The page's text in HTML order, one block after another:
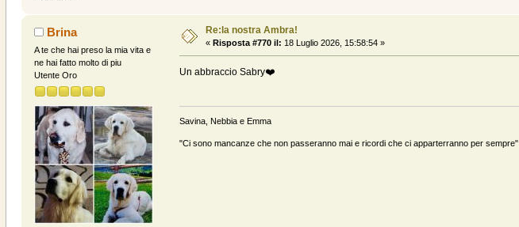
Brina
A te che hai preso la mia vita e
ne hai fatto molto di piu
Utente Oro
Re:la nostra Ambra!
« Risposta #770 il: 18 Luglio 2026, 15:58:54 »
Un abbraccio Sabry❤️
Savina, Nebbia e Emma
"Ci sono mancanze che non passeranno mai e ricordi che ci apparterranno per sempre"